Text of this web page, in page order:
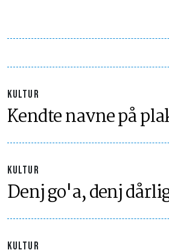
KULTUR
Kendte navne på
KULTUR
Denj go'a, denj
KULTUR